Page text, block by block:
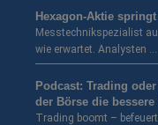
Hexagon-Aktie
Messtechnikspezialist
wie erwartet. Analysten …
Podcast: Trading
der Börse die
Trading boomt –